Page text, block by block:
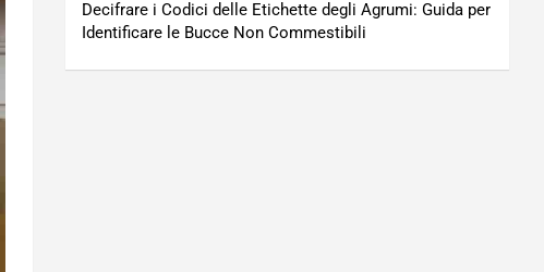
Decifrare i Codici delle Etichette degli Agrumi: Guida per
Identificare le Bucce Non Commestibili